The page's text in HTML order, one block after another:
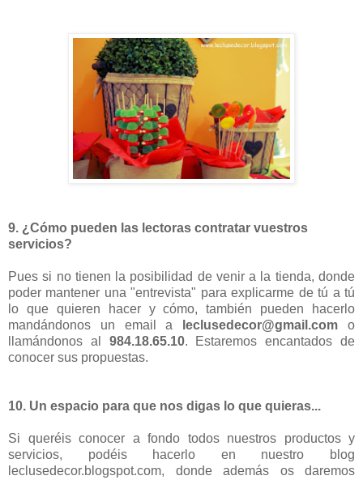
9. ¿Cómo pueden las lectoras contratar vuestros
servicios?
Pues si no tienen la posibilidad de venir a la tienda, donde
poder mantener una "entrevista" para explicarme de tú a tú
lo que quieren hacer y cómo, también pueden hacerlo
mandándonos un email a
leclusedecor@gmail.com o
llamándonos al 984.18.65.10. Estaremos encantados de
conocer sus propuestas.
10. Un espacio para que nos digas lo que quieras...
Si queréis conocer a fondo todos nuestros productos y
servicios, podéis hacerlo en nuestro blog
leclusedecor.blogspot.com, donde además os daremos